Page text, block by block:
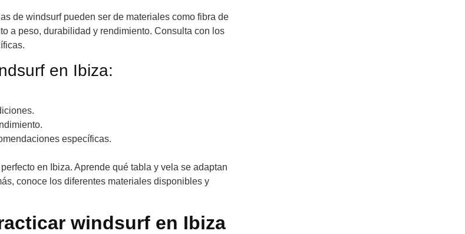
de windsurf pueden ser de materiales como fibra de
a peso, durabilidad y rendimiento. Consulta con los
en Ibiza:
específicas.
en Ibiza. Aprende qué tabla y vela se adaptan
conoce los diferentes materiales disponibles y
windsurf en Ibiza